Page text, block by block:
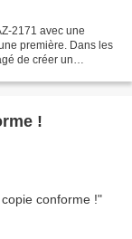
2171 avec une
première. Dans les
de créer un
!